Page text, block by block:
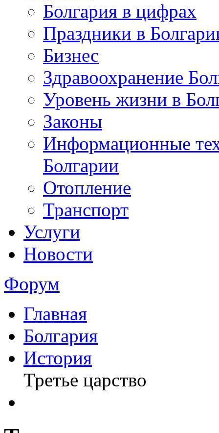
Болгария в цифрах
Праздники в
Бизнес
Здравоохранение
Уровень жизни в
Законы
Информационные
Болгарии
Отопление
Транспорт
Услуги
Новости
Форум
Главная
Болгария
История
Третье царство